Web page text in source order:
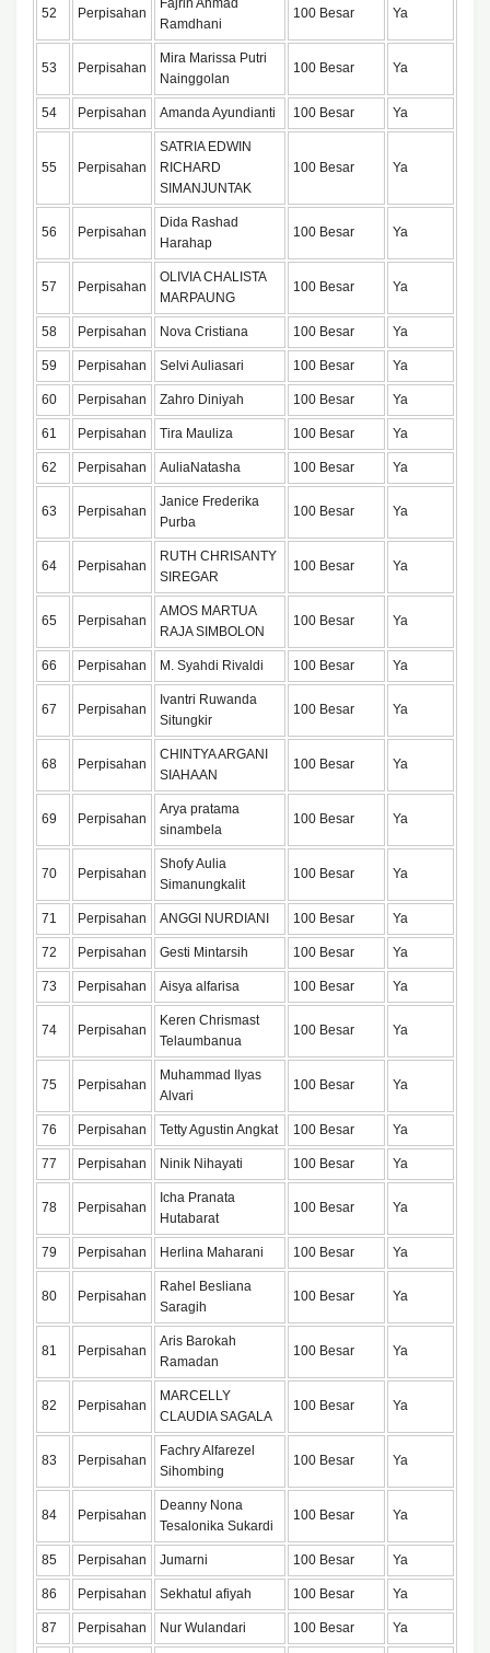
52 Perpisahan
Fajrin Ahmad
Ramdhani
100 Besar Ya
53 Perpisahan
Mira Marissa Putri
Nainggolan
100 Besar Ya
54 Perpisahan Amanda Ayundianti 100 Besar Ya
55 Perpisahan
SATRIA EDWIN
RICHARD
SIMANJUNTAK
100 Besar Ya
56 Perpisahan
Dida Rashad
Harahap
100 Besar Ya
57 Perpisahan
OLIVIA CHALISTA
MARPAUNG
100 Besar Ya
58 Perpisahan Nova Cristiana 100 Besar Ya
59 Perpisahan Selvi Auliasari 100 Besar Ya
60 Perpisahan Zahro Diniyah 100 Besar Ya
61 Perpisahan Tira Mauliza 100 Besar Ya
62 Perpisahan AuliaNatasha 100 Besar Ya
63 Perpisahan
Janice Frederika
Purba
100 Besar Ya
64 Perpisahan
RUTH CHRISANTY
SIREGAR
100 Besar Ya
65 Perpisahan
AMOS MARTUA
RAJA SIMBOLON
100 Besar Ya
66 Perpisahan M. Syahdi Rivaldi 100 Besar Ya
67 Perpisahan
Ivantri Ruwanda
Situngkir
100 Besar Ya
68 Perpisahan
CHINTYA ARGANI
SIAHAAN
100 Besar Ya
69 Perpisahan
Arya pratama
sinambela
100 Besar Ya
70 Perpisahan
Shofy Aulia
Simanungkalit
100 Besar Ya
71 Perpisahan ANGGI NURDIANI 100 Besar Ya
72 Perpisahan Gesti Mintarsih 100 Besar Ya
73 Perpisahan Aisya alfarisa 100 Besar Ya
74 Perpisahan
Keren Chrismast
Telaumbanua
100 Besar Ya
75 Perpisahan
Muhammad Ilyas
Alvari
100 Besar Ya
76 Perpisahan Tetty Agustin Angkat 100 Besar Ya
77 Perpisahan Ninik Nihayati 100 Besar Ya
78 Perpisahan
Icha Pranata
Hutabarat
100 Besar Ya
79 Perpisahan Herlina Maharani 100 Besar Ya
80 Perpisahan
Rahel Besliana
Saragih
100 Besar Ya
81 Perpisahan
Aris Barokah
Ramadan
100 Besar Ya
82 Perpisahan
MARCELLY
CLAUDIA SAGALA
100 Besar Ya
83 Perpisahan
Fachry Alfarezel
Sihombing
100 Besar Ya
84 Perpisahan
Deanny Nona
Tesalonika Sukardi
100 Besar Ya
85 Perpisahan Jumarni 100 Besar Ya
86 Perpisahan Sekhatul afiyah 100 Besar Ya
87 Perpisahan Nur Wulandari 100 Besar Ya